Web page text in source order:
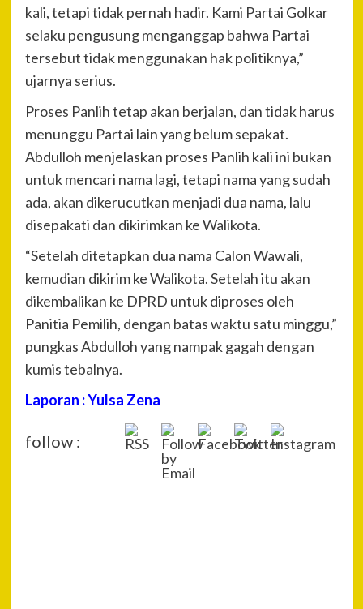
kali, tetapi tidak pernah hadir. Kami Partai Golkar
selaku pengusung menganggap bahwa Partai
tersebut tidak menggunakan hak politiknya,”
ujarnya serius.
Proses Panlih tetap akan berjalan, dan tidak harus
menunggu Partai lain yang belum sepakat.
Abdulloh menjelaskan proses Panlih kali ini bukan
untuk mencari nama lagi, tetapi nama yang sudah
ada, akan dikerucutkan menjadi dua nama, lalu
disepakati dan dikirimkan ke Walikota.
“Setelah ditetapkan dua nama Calon Wawali,
kemudian dikirim ke Walikota. Setelah itu akan
dikembalikan ke DPRD untuk diproses oleh
Panitia Pemilih, dengan batas waktu satu minggu,”
pungkas Abdulloh yang nampak gagah dengan
kumis tebalnya.
Laporan : Yulsa Zena
follow :